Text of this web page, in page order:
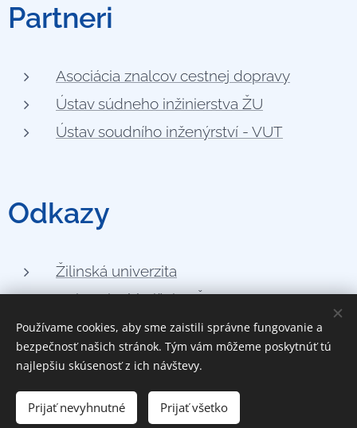
Partneri
Asociácia znalcov cestnej dopravy
Ústav súdneho inžinierstva ŽU
Ústav soudního inženýrství - VUT
Odkazy
Žilinská univerzita
Univerzitná knižnica ŽU
e-vzdelávanie ŽU
Cookies
Používame cookies, aby sme zaistili správne fungovanie a
bezpečnosť našich stránok. Tým vám môžeme poskytnúť tú
najlepšiu skúsenosť z ich návštevy.
Prijať nevyhnutné Prijať všetko